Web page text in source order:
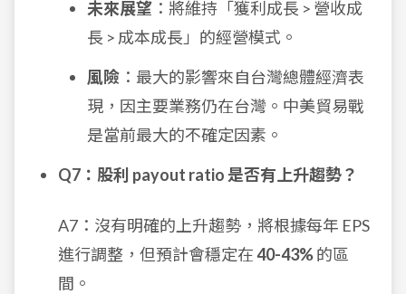
未來展望 ：將維持「獲利成長 > 營收成
長 > 成本成長」的經營模式。
風險 ：最大的影響來自台灣總體經濟表
現，因主要業務仍在台灣。中美貿易戰
是當前最大的不確定因素。
Q7：股利 payout ratio 是否有上升趨勢？
A7：沒有明確的上升趨勢，將根據每年 EPS
進行調整，但預計會穩定在40-43%的區
間。